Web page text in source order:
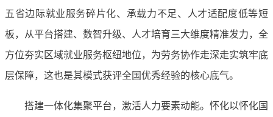
五省边际就业服务碎片化、承载力不足、人才适配度低等短
板，从平台搭建、数智升级、人才培育三大维度精准发力，全
方位夯实区域就业服务枢纽地位，为劳务协作走深走实筑牢底
层保障，这也是其模式获评全国优秀经验的核心底气。
搭建一体化集聚平台，激活人力要素动能。怀化以怀化国